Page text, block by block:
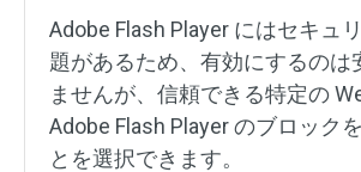
Adobe Flash Player にはセキュ
題があるため、有効にするのは
ませんが、信頼できる特定の
Adob​​e Flash Player のブロック
とを選択できます。